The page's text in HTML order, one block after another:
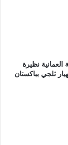
نظيرة
ثلجي بباكستان